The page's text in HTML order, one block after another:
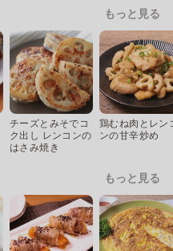
もっと見る
チーズとみそでコ
ク出し レンコンの
はさみ焼き
鶏むね肉とレン
ンの甘辛炒め
もっと見る